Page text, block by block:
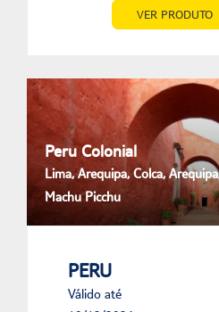
VER PRODUTO
Peru Colonial
Lima, Arequipa, Colca,
Machu Picchu
PERU
Válido até